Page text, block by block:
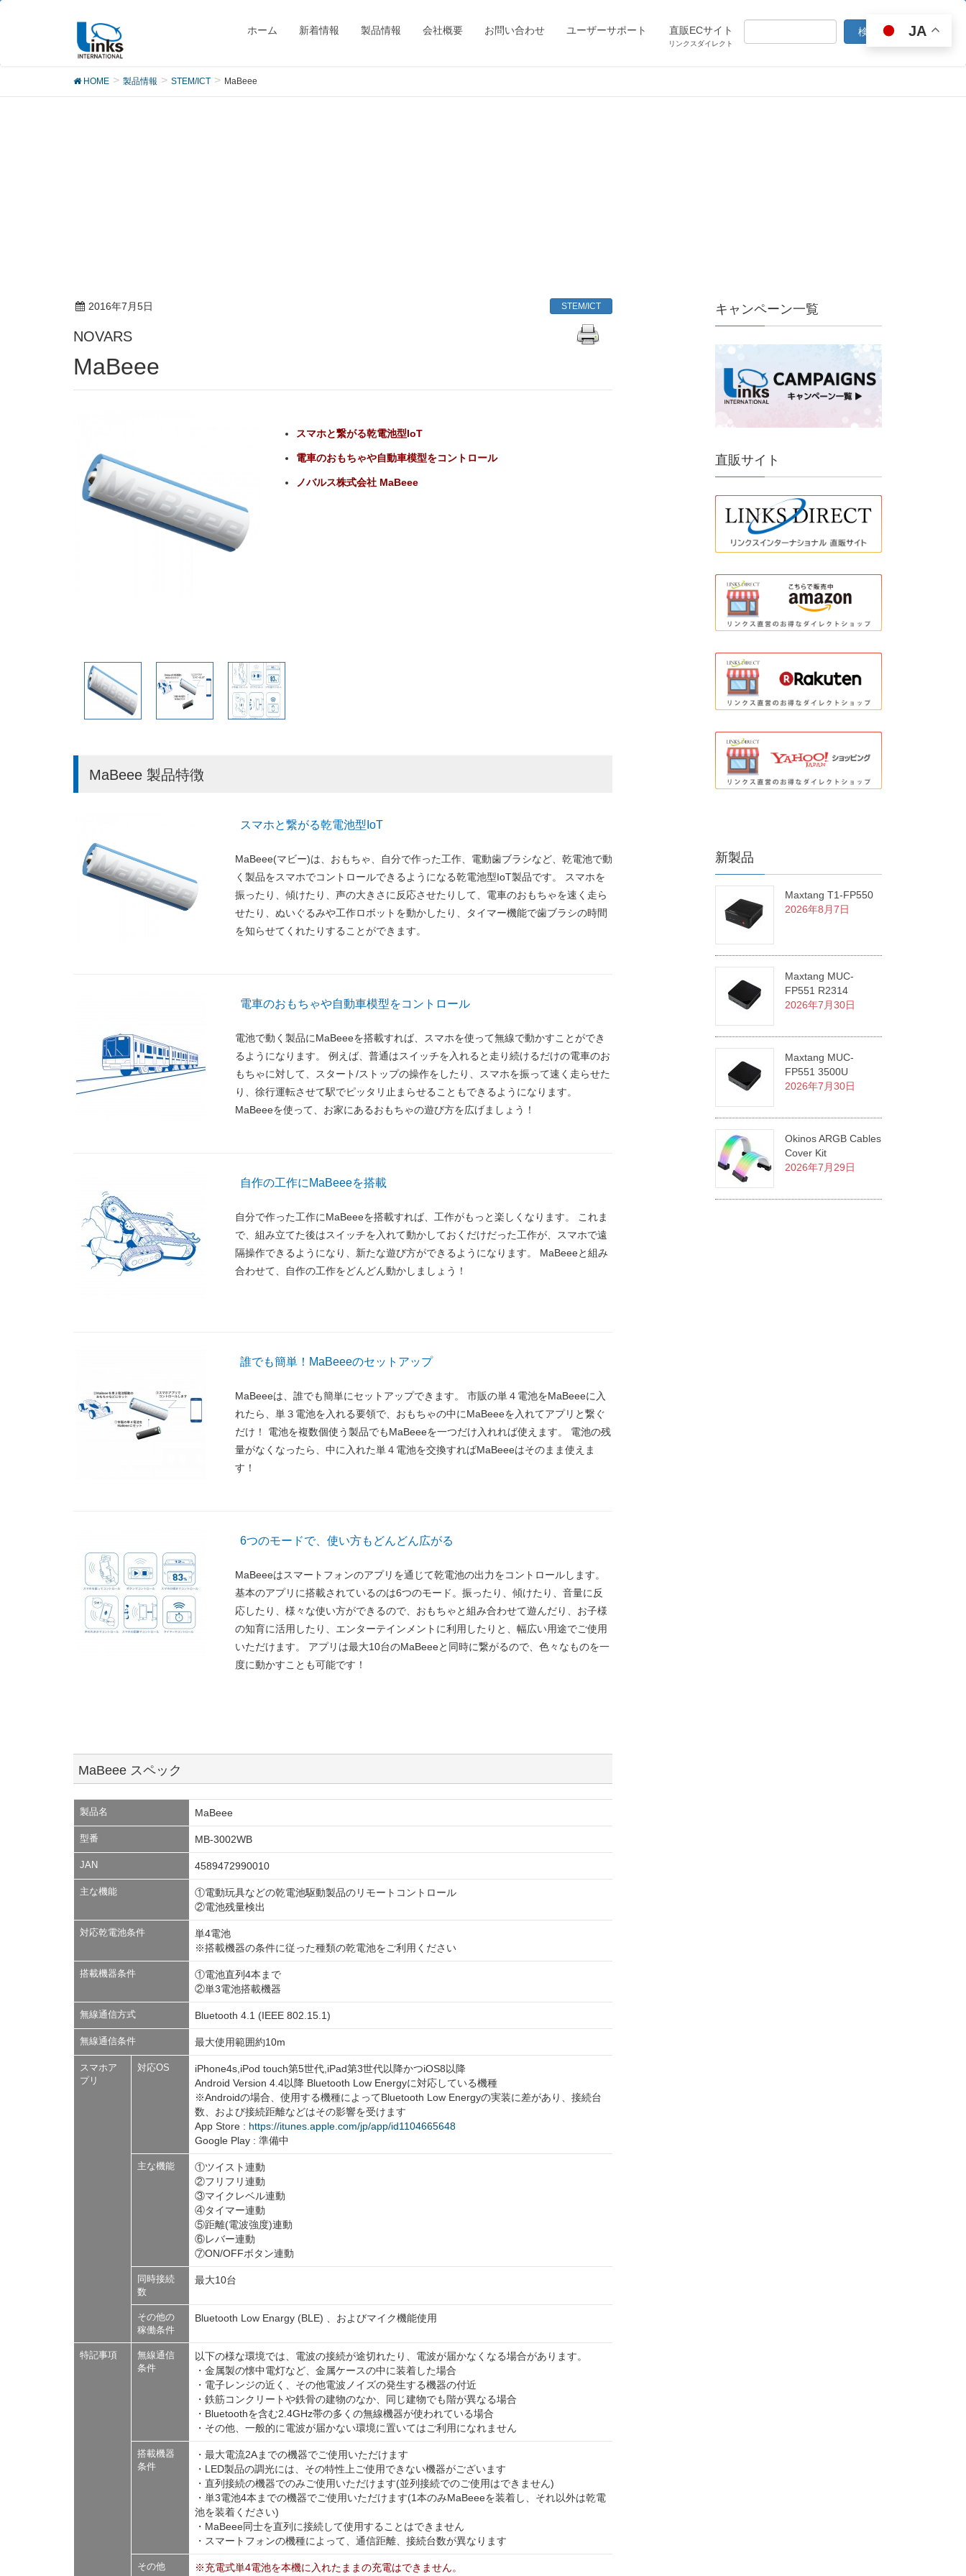
ホーム 新着情報 製品情報 会社概要 お問い合わせ ユーザーサポート 直販ECサイト
リンクスダイレクト
製品
HOME 製品情報 STEM/ICT MaBeee
2016年7月5日 STEM/ICT
NOVARS
MaBeee
スマホと繋がる乾電池型IoT
電車のおもちゃや自動車模型をコントロール
ノバルス株式会社 MaBeee
MaBeee 製品特徴
スマホと繋がる乾電池型IoT
MaBeee(マビー)は、おもちゃ、自分で作った工作、電動歯ブラシなど、乾電池で動
く製品をスマホでコントロールできるようになる乾電池型IoT製品です。 スマホを
振ったり、傾けたり、声の大きさに反応させたりして、電車のおもちゃを速く走ら
せたり、ぬいぐるみや工作ロボットを動かしたり、タイマー機能で歯ブラシの時間
を知らせてくれたりすることができます。
電車のおもちゃや自動車模型をコントロール
電池で動く製品にMaBeeeを搭載すれば、スマホを使って無線で動かすことができ
るようになります。 例えば、普通はスイッチを入れると走り続けるだけの電車のお
もちゃに対して、スタート/ストップの操作をしたり、スマホを振って速く走らせた
り、徐行運転させて駅でピッタリ止まらせることもできるようになります。
MaBeeeを使って、お家にあるおもちゃの遊び方を広げましょう！
自作の工作にMaBeeeを搭載
自分で作った工作にMaBeeeを搭載すれば、工作がもっと楽しくなります。 これま
で、組み立てた後はスイッチを入れて動かしておくだけだった工作が、スマホで遠
隔操作できるようになり、新たな遊び方ができるようになります。 MaBeeeと組み
合わせて、自作の工作をどんどん動かしましょう！
誰でも簡単！MaBeeeのセットアップ
MaBeeeは、誰でも簡単にセットアップできます。 市販の単４電池をMaBeeeに入
れたら、単３電池を入れる要領で、おもちゃの中にMaBeeeを入れてアプリと繋ぐ
だけ！ 電池を複数個使う製品でもMaBeeeを一つだけ入れれば使えます。 電池の残
量がなくなったら、中に入れた単４電池を交換すればMaBeeeはそのまま使えま
す！
6つのモードで、使い方もどんどん広がる
MaBeeeはスマートフォンのアプリを通じて乾電池の出力をコントロールします。
基本のアプリに搭載されているのは6つのモード。振ったり、傾けたり、音量に反
応したり、様々な使い方ができるので、おもちゃと組み合わせて遊んだり、お子様
の知育に活用したり、エンターテインメントに利用したりと、幅広い用途でご使用
いただけます。 アプリは最大10台のMaBeeeと同時に繋がるので、色々なものを一
度に動かすことも可能です！
MaBeee スペック
製品名 MaBeee
型番 MB-3002WB
JAN 4589472990010
主な機能
①電動玩具などの乾電池駆動製品のリモートコントロール
②電池残量検出
対応乾電池条件
単4電池
※搭載機器の条件に従った種類の乾電池をご利用ください
搭載機器条件
①電池直列4本まで
②単3電池搭載機器
無線通信方式 Bluetooth 4.1 (IEEE 802.15.1)
無線通信条件 最大使用範囲約10m
スマホア
プリ
対応OS
iPhone4s,iPod touch第5世代,iPad第3世代以降かつiOS8以降
Android Version 4.4以降 Bluetooth Low Energyに対応している機種
※Androidの場合、使用する機種によってBluetooth Low Energyの実装に差があり、接続台
数、および接続距離などはその影響を受けます
App Store : https://itunes.apple.com/jp/app/id1104665648
Google Play : 準備中
主な機能
①ツイスト連動
②フリフリ連動
③マイクレベル連動
④タイマー連動
⑤距離(電波強度)連動
⑥レバー連動
⑦ON/OFFボタン連動
同時接続
数
最大10台
その他の
稼働条件
Bluetooth Low Enargy (BLE) 、およびマイク機能使用
特記事項
無線通信
条件
以下の様な環境では、電波の接続が途切れたり、電波が届かなくなる場合があります。
・金属製の懐中電灯など、金属ケースの中に装着した場合
・電子レンジの近く、その他電波ノイズの発生する機器の付近
・鉄筋コンクリートや鉄骨の建物のなか、同じ建物でも階が異なる場合
・Bluetoothを含む2.4GHz帯の多くの無線機器が使われている場合
・その他、一般的に電波が届かない環境に置いてはご利用になれません
搭載機器
条件
・最大電流2Aまでの機器でご使用いただけます
・LED製品の調光には、その特性上ご使用できない機器がございます
・直列接続の機器でのみご使用いただけます(並列接続でのご使用はできません)
・単3電池4本までの機器でご使用いただけます(1本のみMaBeeeを装着し、それ以外は乾電
池を装着ください)
・MaBeee同士を直列に接続して使用することはできません
・スマートフォンの機種によって、通信距離、接続台数が異なります
その他 ※充電式単4電池を本機に入れたままの充電はできません。
キャンペーン一覧
直販サイト
新製品
Maxtang T1-FP550
2026年8月7日
Maxtang MUC-
FP551 R2314
2026年7月30日
Maxtang MUC-
FP551 3500U
2026年7月30日
Okinos ARGB Cables
Cover Kit
2026年7月29日
JA